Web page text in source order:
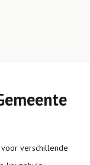
verschillende